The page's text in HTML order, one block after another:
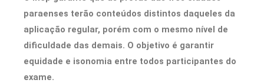
paraenses terão conteúdos distintos daqueles da
aplicação regular, porém com o mesmo nível de
dificuldade das demais. O objetivo é garantir
equidade e isonomia entre todos participantes do
exame.